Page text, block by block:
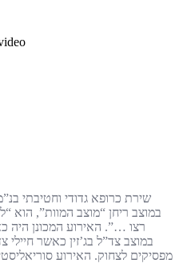
שירת כרופא גדודי וחטיבתי
במוצב ריחן “מוצב המוות”, הוא
רצו …”. האירוע המכונן היה
במוצב צד”ל בג’זין כאשר חיילי
מפסיקים לצחוק. האירוע